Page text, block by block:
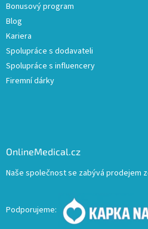
Bonusový program
Blog
Kariera
Spolupráce s dodavateli
Spolupráce s influencery
Firemní dárky
OnlineMedical.cz
Naše společnost se zabývá prodejem
Podporujeme: